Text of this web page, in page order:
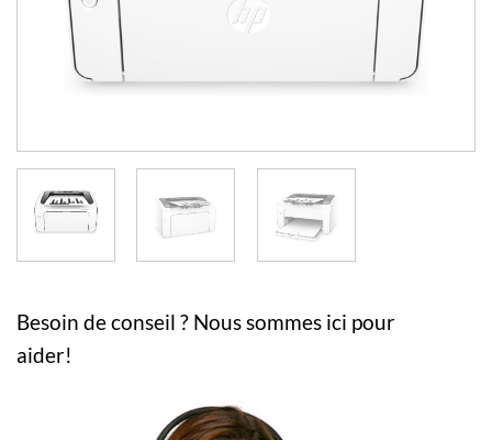
Besoin de conseil ? Nous sommes ici pour
aider!